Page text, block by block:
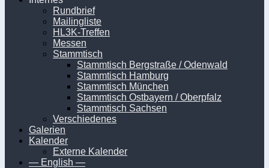
Rundbrief
Mailingliste
HL3K-Treffen
Messen
Stammtisch
Stammtisch Bergstraße / Odenwald
Stammtisch Hamburg
Stammtisch München
Stammtisch Ostbayern / Oberpfalz
Stammtisch Sachsen
Verschiedenes
Galerien
Kalender
Externe Kalender
— English —